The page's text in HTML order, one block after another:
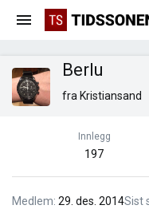
Berlu
fra Kristiansand
Innlegg
197
Medlem 29. des. 2014Sist